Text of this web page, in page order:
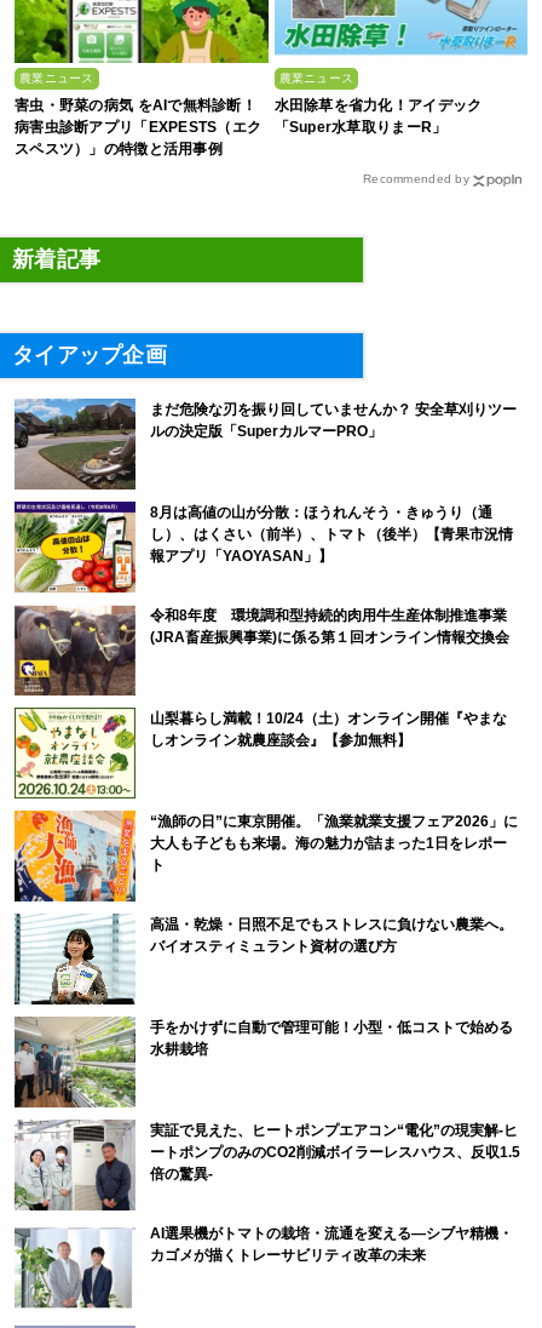
農業ニュース
害虫・野菜の病気 をAIで無料診断！
病害虫診断アプリ「EXPESTS（エク
スペスツ）」の特徴と活用事例
農業ニュース
水田除草を省力化！アイデック
「Super水草取りまーR」
Recommended by
新着記事
タイアップ企画
まだ危険な刃を振り回していませんか？ 安全草刈りツー
ルの決定版「SuperカルマーPRO」
8月は高値の山が分散：ほうれんそう・きゅうり（通
し）、はくさい（前半）、トマト（後半）【青果市況情
報アプリ「YAOYASAN」】
令和8年度 環境調和型持続的肉用牛生産体制推進事業
(JRA畜産振興事業)に係る第１回オンライン情報交換会
山梨暮らし満載！10/24（土）オンライン開催『やまな
しオンライン就農座談会』【参加無料】
“漁師の日”に東京開催。「漁業就業支援フェア2026」に
大人も子どもも来場。海の魅力が詰まった1日をレポー
ト
高温・乾燥・日照不足でもストレスに負けない農業へ。
バイオスティミュラント資材の選び方
手をかけずに自動で管理可能！小型・低コストで始める
水耕栽培
実証で見えた、ヒートポンプエアコン“電化”の現実解-ヒ
ートポンプのみのCO2削減ボイラーレスハウス、反収1.5
倍の驚異-
AI選果機がトマトの栽培・流通を変える―シブヤ精機・
カゴメが描くトレーサビリティ改革の未来